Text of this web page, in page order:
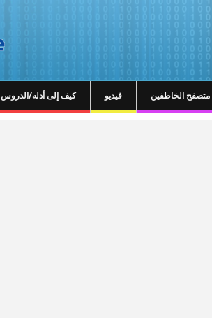
كيف إلى أدله/الدروس فيديو متصفح الخاطفين